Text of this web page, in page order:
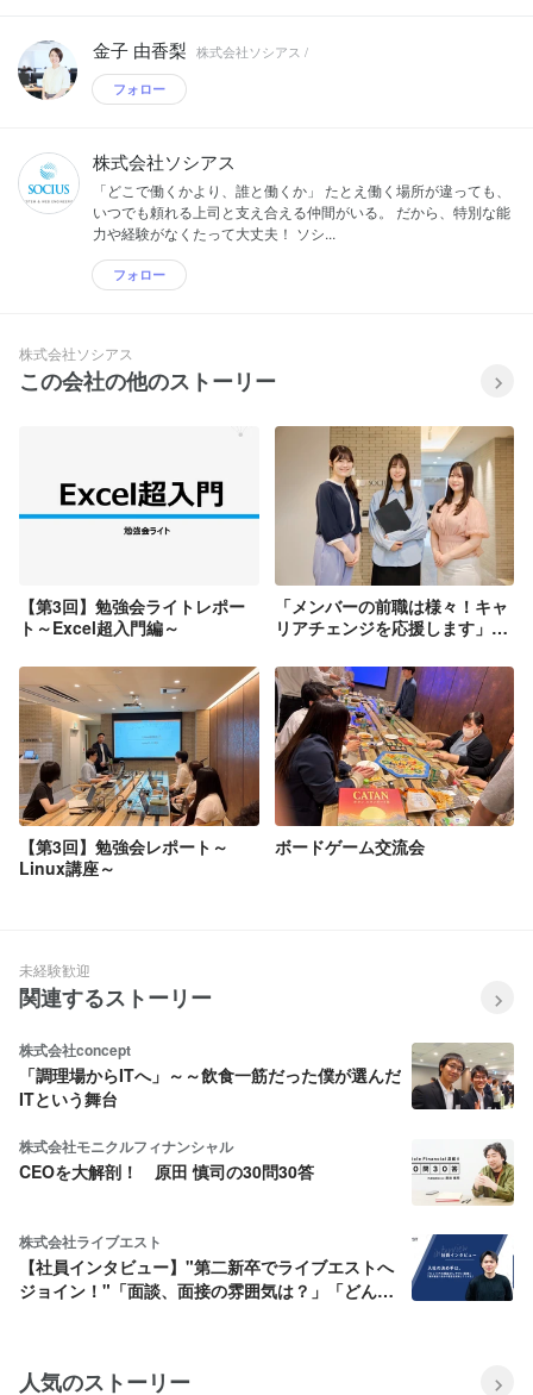
金子 由香梨 株式会社ソシアス /
フォロー
株式会社ソシアス
「どこで働くかより、誰と働くか」 たとえ働く場所が違っても、
いつでも頼れる上司と支え合える仲間がいる。 だから、特別な能
力や経験がなくたって大丈夫！ ソシ...
フォロー
株式会社ソシアス
この会社の他のストーリー
【第3回】勉強会ライトレポー
ト～Excel超入門編～
「メンバーの前職は様々！キャ
リアチェンジを応援します」求
【第3回】勉強会レポート～
Linux講座～
ボードゲーム交流会
未経験歓迎
関連するストーリー
株式会社concept
「調理場からITへ」～～飲食一筋だった僕が選んだ
ITという舞台
株式会社モニクルフィナンシャル
CEOを大解剖！ 原田 慎司の30問30答
株式会社ライブエスト
【社員インタビュー】"第二新卒でライブエストへ
ジョイン！"「面談、面接の雰囲気は？」「どんな
人気のストーリー